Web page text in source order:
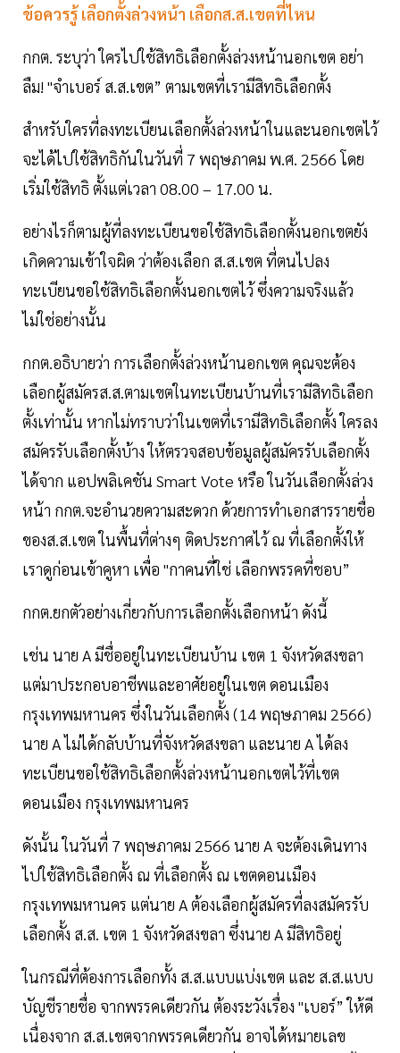
ข้อควรรู้ เลือกตั้งล่วงหน้า เลือกส.ส.เขตที่ไหน
กกต. ระบุว่า ใครไปใช้สิทธิเลือกตั้งล่วงหน้านอกเขต อย่า
ลืม! "จำเบอร์ ส.ส.เขต” ตามเขตที่เรามีสิทธิเลือกตั้ง
สำหรับใครที่ลงทะเบียนเลือกตั้งล่วงหน้าในและนอกเขตไว้
จะได้ไปใช้สิทธิกันในวันที่ 7 พฤษภาคม พ.ศ. 2566 โดย
เริ่มใช้สิทธิ ตั้งแต่เวลา 08.00 – 17.00 น.
อย่างไรก็ตามผู้ที่ลงทะเบียนขอใช้สิทธิเลือกตั้งนอกเขตยัง
เกิดความเข้าใจผิด ว่าต้องเลือก ส.ส.เขต ที่ตนไปลง
ทะเบียนขอใช้สิทธิเลือกตั้งนอกเขตไว้ ซึ่งความจริงแล้ว
ไม่ใช่อย่างนั้น
กกต.อธิบายว่า การเลือกตั้งล่วงหน้านอกเขต คุณจะต้อง
เลือกผู้สมัครส.ส.ตามเขตในทะเบียนบ้านที่เรามีสิทธิเลือก
ตั้งเท่านั้น หากไม่ทราบว่าในเขตที่เรามีสิทธิเลือกตั้ง ใครลง
สมัครรับเลือกตั้งบ้าง ให้ตรวจสอบข้อมูลผู้สมัครรับเลือกตั้ง
ได้จาก แอปพลิเคชัน Smart Vote หรือ ในวันเลือกตั้งล่วง
หน้า กกต.จะอำนวยความสะดวก ด้วยการทำเอกสารรายชื่อ
ของส.ส.เขต ในพื้นที่ต่างๆ ติดประกาศไว้ ณ ที่เลือกตั้งให้
เราดูก่อนเข้าคูหา เพื่อ "กาคนที่ใช่ เลือกพรรคที่ชอบ”
กกต.ยกตัวอย่างเกี่ยวกับการเลือกตั้งเลือกหน้า ดังนี้
เช่น นาย A มีชื่ออยู่ในทะเบียนบ้าน เขต 1 จังหวัดสงขลา
แต่มาประกอบอาชีพและอาศัยอยู่ในเขต ดอนเมือง
กรุงเทพมหานคร ซึ่งในวันเลือกตั้ง (14 พฤษภาคม 2566)
นาย A ไม่ได้กลับบ้านที่จังหวัดสงขลา และนาย A ได้ลง
ทะเบียนขอใช้สิทธิเลือกตั้งล่วงหน้านอกเขตไว้ที่เขต
ดอนเมือง กรุงเทพมหานคร
ดังนั้น ในวันที่ 7 พฤษภาคม 2566 นาย A จะต้องเดินทาง
ไปใช้สิทธิเลือกตั้ง ณ ที่เลือกตั้ง ณ เขตดอนเมือง
กรุงเทพมหานคร แต่นาย A ต้องเลือกผู้สมัครที่ลงสมัครรับ
เลือกตั้ง ส.ส. เขต 1 จังหวัดสงขลา ซึ่งนาย A มีสิทธิอยู่
ในกรณีที่ต้องการเลือกทั้ง ส.ส.แบบแบ่งเขต และ ส.ส.แบบ
บัญชีรายชื่อ จากพรรคเดียวกัน ต้องระวังเรื่อง "เบอร์” ให้ดี
เนื่องจาก ส.ส.เขตจากพรรคเดียวกัน อาจได้หมายเลข